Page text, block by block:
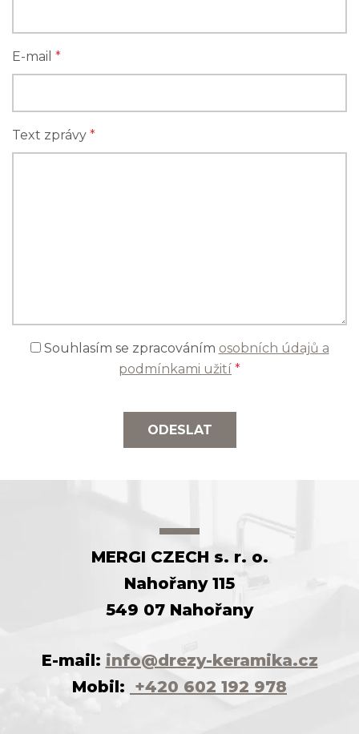
E-mail *
Text zprávy *
Souhlasím se zpracováním osobních údajů a
podmínkami užití *
ODESLAT
MERGI CZECH s. r. o.
Nahořany 115
549 07 Nahořany
E-mail: info@drezy-keramika.cz
Mobil: +420 602 192 978